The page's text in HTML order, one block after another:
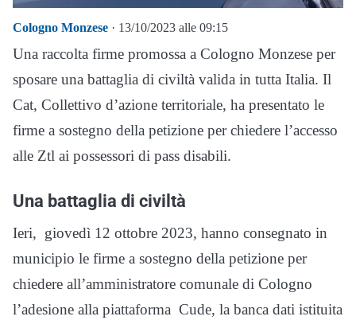
Cologno Monzese · 13/10/2023 alle 09:15
Una raccolta firme promossa a Cologno Monzese per
sposare una battaglia di civiltà valida in tutta Italia. Il
Cat, Collettivo d’azione territoriale, ha presentato le
firme a sostegno della petizione per chiedere l’accesso
alle Ztl ai possessori di pass disabili.
Una battaglia di civiltà
Ieri, giovedì 12 ottobre 2023, hanno consegnato in
municipio le firme a sostegno della petizione per
chiedere all’amministratore comunale di Cologno
l’adesione alla piattaforma Cude, la banca dati istituita